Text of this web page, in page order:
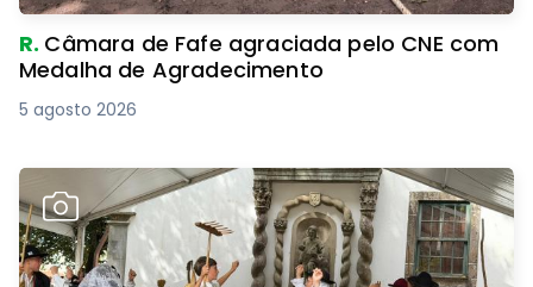
R. Câmara de Fafe agraciada pelo CNE com
Medalha de Agradecimento
5 agosto 2026